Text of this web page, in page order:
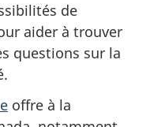
de
aider à trouver
questions sur la
offre à la